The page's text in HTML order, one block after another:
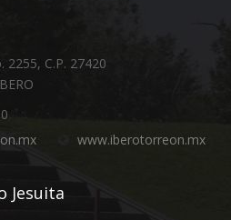
2255, C.P. 27420
www.iberotorreon.mx
Jesuita